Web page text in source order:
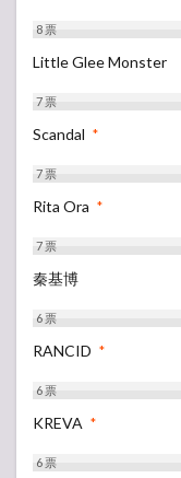
8票
Little Glee Monster
7票
Scandal *
7票
Rita Ora *
7票
秦基博
6票
RANCID *
6票
KREVA *
6票